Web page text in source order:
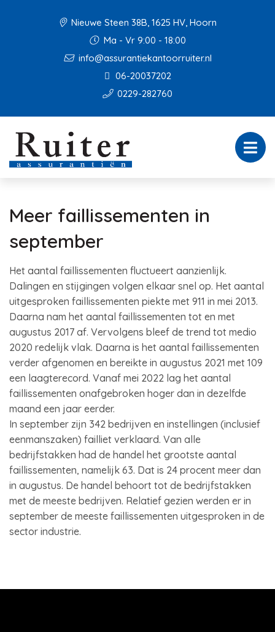
Nieuwe Steen 38B, 1625 HV, Hoorn
Ma - Vr 9:00 - 18:00
info@assurantiekantoorruiter.nl
06-20037202
0229-282760
Meer faillissementen in
september
Het aantal faillissementen fluctueert aanzienlijk.
Dalingen en stijgingen volgen elkaar snel op. Het aantal
uitgesproken faillissementen piekte met 911 in mei 2013.
Daarna nam het aantal faillissementen tot en met
augustus 2017 af. Vervolgens bleef de trend tot medio
2020 redelijk vlak. Daarna is het aantal faillissementen
verder afgenomen en bereikte in augustus 2021 met 109
een laagterecord. Vanaf mei 2022 lag het aantal
faillissementen onafgebroken hoger dan in dezelfde
maand een jaar eerder.
In september zijn 342 bedrijven en instellingen (inclusief
eenmanszaken) failliet verklaard. Van alle
bedrijfstakken had de handel het grootste aantal
faillissementen, namelijk 63. Dat is 24 procent meer dan
in augustus. De handel behoort tot de bedrijfstakken
met de meeste bedrijven. Relatief gezien werden er in
september de meeste faillissementen uitgesproken in de
sector industrie.